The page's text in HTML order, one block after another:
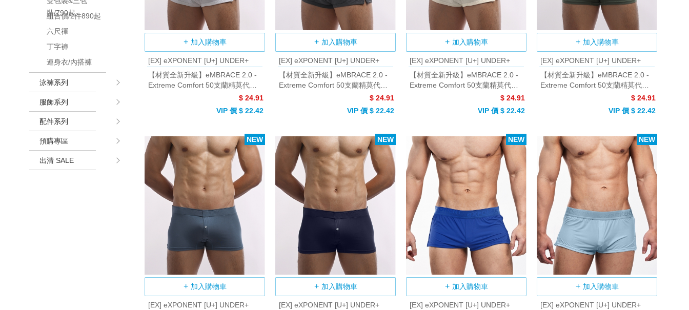
裝/790起
組合價/2件890起
六尺禈
丁字褲
連身衣/內搭褲
泳褲系列
服飾系列
配件系列
預購專區
出清 SALE
加入購物車
[EX] eXPONENT [U+] UNDER+
【材質全新升級】eMBRACE 2.0 -
Extreme Comfort 50支蘭精莫代爾
$ 24.91
VIP 價 $ 22.42
加入購物車
[EX] eXPONENT [U+] UNDER+
【材質全新升級】eMBRACE 2.0 -
Extreme Comfort 50支蘭精莫代爾
$ 24.91
VIP 價 $ 22.42
加入購物車
[EX] eXPONENT [U+] UNDER+
【材質全新升級】eMBRACE 2.0 -
Extreme Comfort 50支蘭精莫代爾
$ 24.91
VIP 價 $ 22.42
加入購物車
[EX] eXPONENT [U+] UNDER+
【材質全新升級】eMBRACE 2.0 -
Extreme Comfort 50支蘭精莫代爾
$ 24.91
VIP 價 $ 22.42
加入購物車
[EX] eXPONENT [U+] UNDER+
NEW
加入購物車
[EX] eXPONENT [U+] UNDER+
NEW
加入購物車
[EX] eXPONENT [U+] UNDER+
NEW
加入購物車
[EX] eXPONENT [U+] UNDER+
NEW